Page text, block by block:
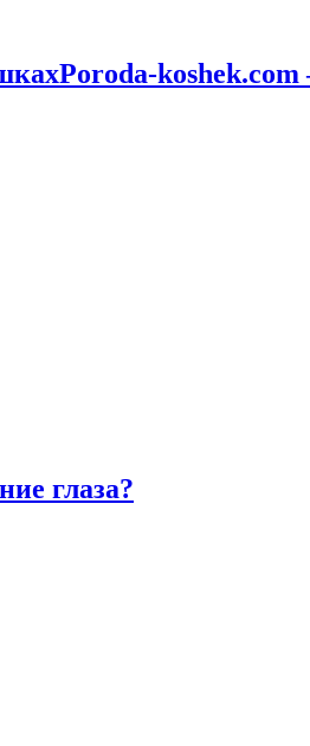
Poroda-
глаза?